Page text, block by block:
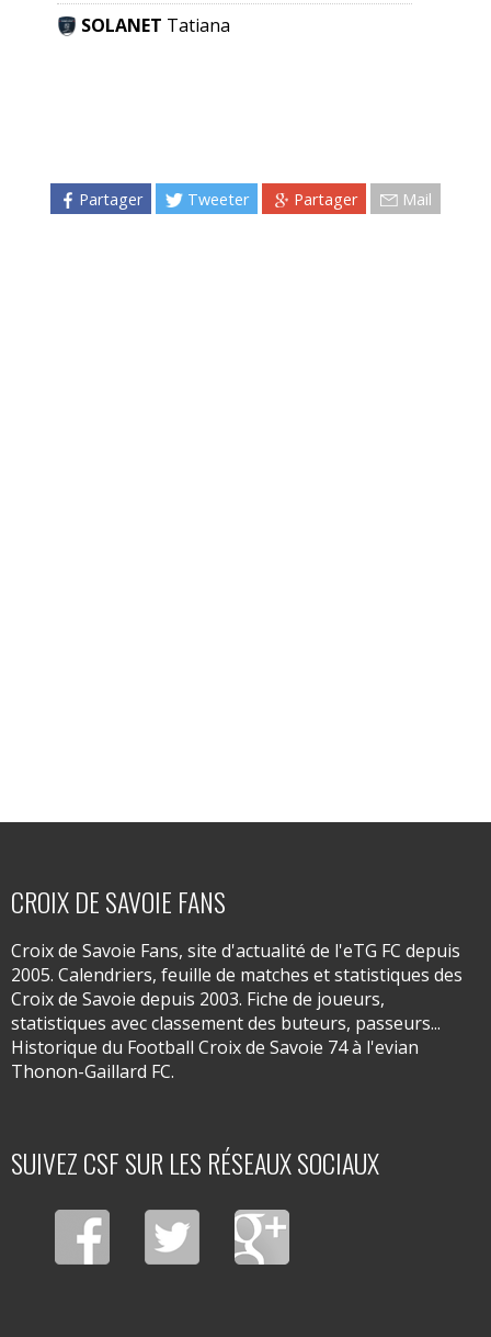
SOLANET Tatiana
Partager Tweeter Partager Mail
CROIX DE SAVOIE FANS
Croix de Savoie Fans, site d'actualité de l'eTG FC depuis
2005. Calendriers, feuille de matches et statistiques des
Croix de Savoie depuis 2003. Fiche de joueurs,
statistiques avec classement des buteurs, passeurs...
Historique du Football Croix de Savoie 74 à l'evian
Thonon-Gaillard FC.
SUIVEZ CSF SUR LES RÉSEAUX SOCIAUX